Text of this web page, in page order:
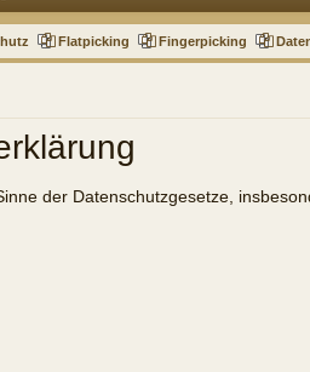
Flatpicking Fingerpicking
der Datenschutzgesetze,